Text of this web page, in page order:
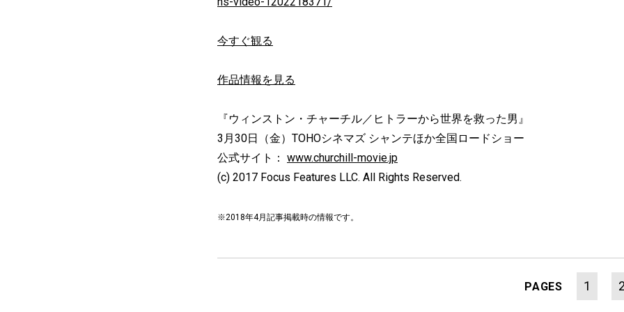
今すぐ観る
作品情報を見る
『ウィンストン・チャーチル／ヒトラーから世界を救った男』
3月30日（金）TOHOシネマズ シャンテほか全国ロードショー
公式サイト： www.churchill-movie.jp
(c) 2017 Focus Features LLC. All Rights Reserved.
※2018年4月記事掲載時の情報です。
PAGES 1 2